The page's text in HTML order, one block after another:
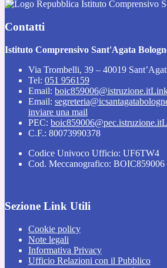
Istituto Comprensivo
Contatti
Istituto Comprensivo Sant'Agata
Via Trombelli, 39 – 40019
Tel: 051 956159
Email: boic859006@istruzione.it
Email:
inviare una mail
PEC: boic859006@pec.istruzione.it
C.F.: 80073990378
Codice Univoco Ufficio: UF6TW4
Cod. Meccanografico: BOIC859006
Sezione Link Utili
Cookie policy
Note legali
Informativa Privacy
Ufficio Relazioni con il Pubblico